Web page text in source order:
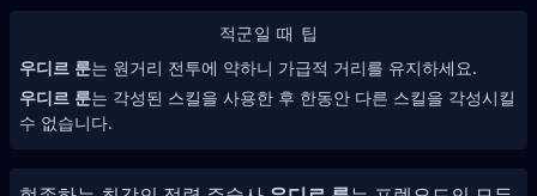
적군일 때 팁
우디르 룬는 원거리 전투에 약하니 가급적 거리를 유지하세요.
우디르 룬는 각성된 스킬을 사용한 후 한동안 다른 스킬을 각성시킬
수 없습니다.